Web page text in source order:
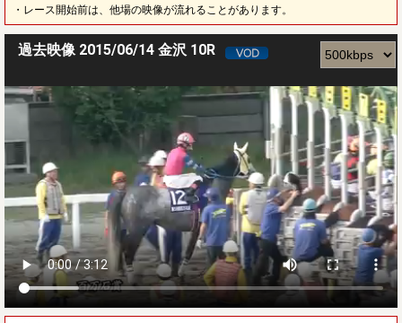
・レース開始前は、他場の映像が流れることがあります。
過去映像 2015/06/14 金沢 10R